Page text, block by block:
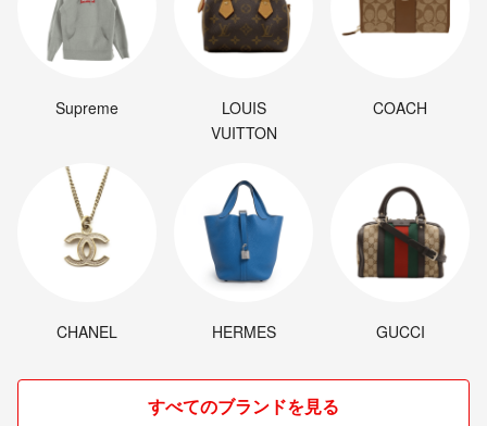
Supreme
LOUIS
VUITTON
COACH
CHANEL HERMES GUCCI
すべてのブランドを見る